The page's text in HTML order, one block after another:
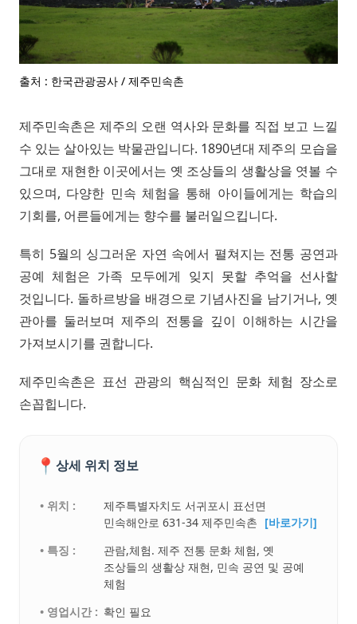
출처 : 한국관광공사 / 제주민속촌
제주민속촌은 제주의 오랜 역사와 문화를 직접 보고 느낄
수 있는 살아있는 박물관입니다. 1890년대 제주의 모습을
그대로 재현한 이곳에서는 옛 조상들의 생활상을 엿볼 수
있으며, 다양한 민속 체험을 통해 아이들에게는 학습의
기회를, 어른들에게는 향수를 불러일으킵니다.
특히 5월의 싱그러운 자연 속에서 펼쳐지는 전통 공연과
공예 체험은 가족 모두에게 잊지 못할 추억을 선사할
것입니다. 돌하르방을 배경으로 기념사진을 남기거나, 옛
관아를 둘러보며 제주의 전통을 깊이 이해하는 시간을
가져보시기를 권합니다.
제주민속촌은 표선 관광의 핵심적인 문화 체험 장소로
손꼽힙니다.
📍 상세 위치 정보
• 위치 :
제주특별자치도 서귀포시 표선면
민속해안로 631-34 제주민속촌 [바로가기]
• 특징 :
관람,체험. 제주 전통 문화 체험, 옛
조상들의 생활상 재현, 민속 공연 및 공예
체험
• 영업시간 : 확인 필요